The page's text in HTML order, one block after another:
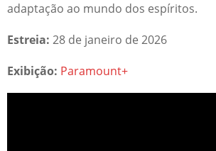
adaptação ao mundo dos espíritos.
Estreia: 28 de janeiro de 2026
Exibição: Paramount+